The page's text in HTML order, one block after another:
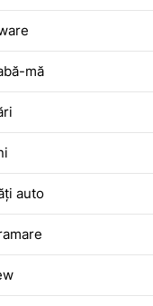
mă
auto